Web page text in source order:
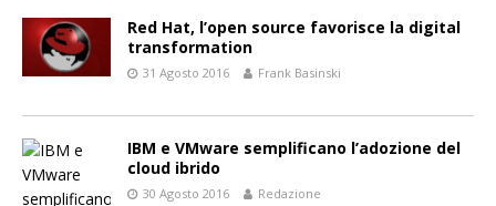
Red Hat, l’open source favorisce la digital
transformation
31 Agosto 2016 Frank Basinski
IBM e VMware semplificano l’adozione del
cloud ibrido
30 Agosto 2016 Redazione